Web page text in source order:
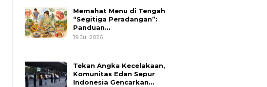
Memahat Menu di Tengah
“Segitiga Peradangan”:
Panduan…
19 Jul 2026
Tekan Angka Kecelakaan,
Komunitas Edan Sepur
Indonesia Gencarkan…